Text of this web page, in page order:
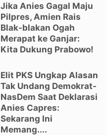
Jika Anies Gagal Maju
Pilpres, Amien Rais
Blak-blakan Ogah
Merapat ke Ganjar:
Kita Dukung Prabowo!
Elit PKS Ungkap Alasan
Tak Undang Demokrat-
NasDem Saat Deklarasi
Anies Capres:
Sekarang Ini
Memang....